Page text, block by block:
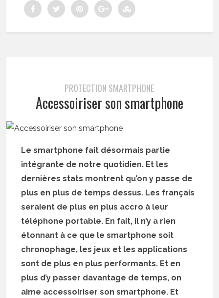
PROTECTION SMARTPHONE
Accessoiriser son smartphone
Le smartphone fait désormais partie
intégrante de notre quotidien. Et les
dernières stats montrent qu’on y passe de
plus en plus de temps dessus. Les français
seraient de plus en plus accro à leur
téléphone portable. En fait, il n’y a rien
étonnant à ce que le smartphone soit
chronophage, les jeux et les applications
sont de plus en plus performants. Et en
plus d’y passer davantage de temps, on
aime accessoiriser son smartphone. Et